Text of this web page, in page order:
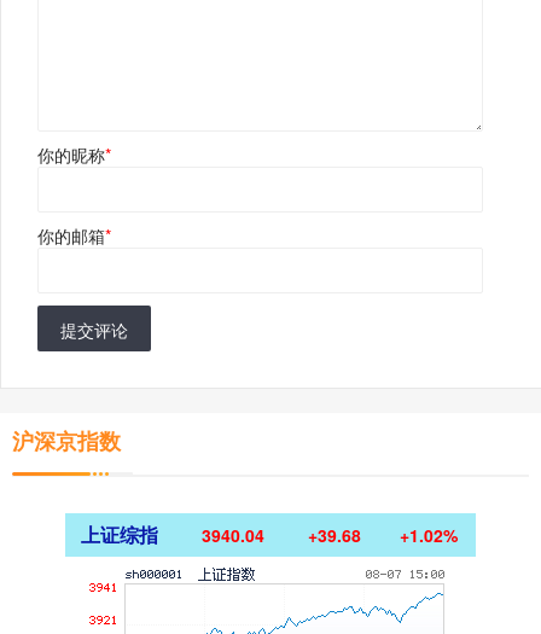
你的昵称*
你的邮箱*
提交评论
沪深京指数
上证综指 3940.04 +39.68 +1.02%